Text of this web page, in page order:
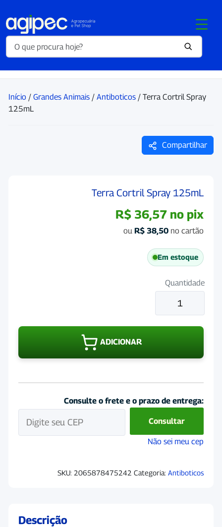
Início / Grandes Animais / Antiboticos / Terra Cortril Spray
125mL
Compartilhar
Terra Cortril Spray 125mL
R$ 36,57 no pix
ou R$ 38,50 no cartão
Em estoque
Quantidade
Terra
Cortril
Spray
ADICIONAR
Consulte o frete e o prazo de entrega:
Consultar
Não sei meu cep
SKU: 2065878475242 Categoria: Antiboticos
Descrição